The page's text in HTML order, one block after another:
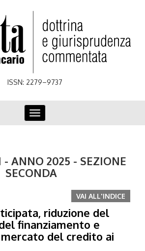
ISSN: 2279–9737
Toggle
navigation
- ANNO 2025 - SEZIONE
SECONDA
VAI ALL'INDICE
riduzione del
finanziamento e
del credito ai